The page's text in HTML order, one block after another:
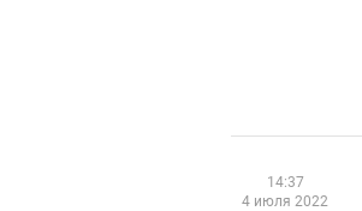
14:37
4 июля 2022